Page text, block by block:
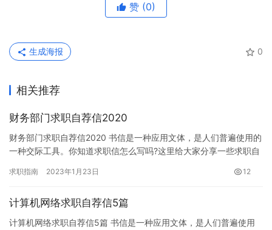
赞 (0)
0
生成海报
相关推荐
财务部门求职自荐信2020
财务部门求职自荐信2020 书信是一种应用文体，是人们普遍使用的
一种交际工具。你知道求职信怎么写吗?这里给大家分享一些求职自
求职指南 2023年1月23日 12
计算机网络求职自荐信5篇
计算机网络求职自荐信5篇 书信是一种应用文体，是人们普遍使用